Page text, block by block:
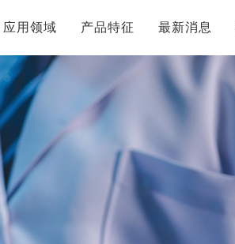
应用领域 产品特征 最新消息